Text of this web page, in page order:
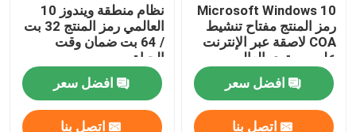
Microsoft Windows 10
رمز المنتج مفتاح تنشيط
COA لاصقة عبر الإنترنت
على مستوى العالم
افضل سعر
اتصل بنا
نظام منطقة ويندوز 10
العالمي رمز المنتج 32 بت
/ 64 بت ضمان وقت
الحياة
افضل سعر
اتصل بنا